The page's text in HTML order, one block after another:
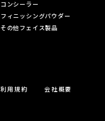
コンシーラー
フィニッシングパウダー
その他フェイス製品
利用規約 会社概要